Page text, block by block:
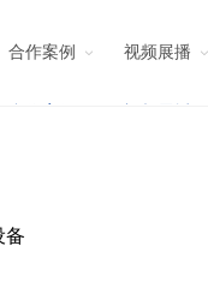
合作案例 视频展播